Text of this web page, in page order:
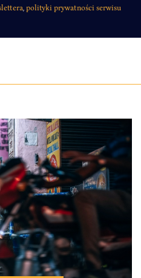
,polityki prywatności serwisu